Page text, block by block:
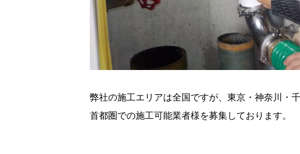
弊社の施工エリアは全国ですが、東京・神奈川・
首都圏での施工可能業者様を募集しております。